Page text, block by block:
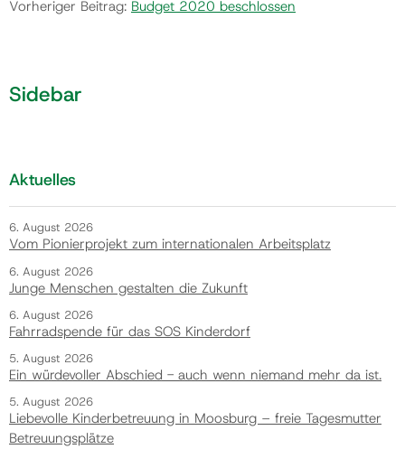
Vorheriger Beitrag: Budget 2020 beschlossen
Sidebar
Aktuelles
6. August 2026
Vom Pionierprojekt zum internationalen Arbeitsplatz
6. August 2026
Junge Menschen gestalten die Zukunft
6. August 2026
Fahrradspende für das SOS Kinderdorf
5. August 2026
Ein würdevoller Abschied - auch wenn niemand mehr da ist.
5. August 2026
Liebevolle Kinderbetreuung in Moosburg – freie Tagesmutter
Betreuungsplätze